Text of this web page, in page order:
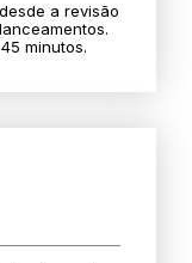
a revisão
minutos.